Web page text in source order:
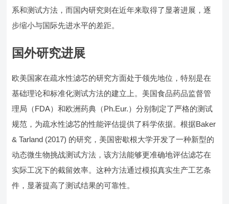
系和测试方法，而国内研究则在近年来取得了显著进展，逐
步缩小与国际先进水平的差距。
国外研究进展
欧美国家在疏水性滤芯的研究方面处于领先地位，特别是在
基础理论和标准化测试方法的建立上。美国食品药品监督管
理局（FDA）和欧洲药典（Ph.Eur.）分别制定了严格的测试
规范，为疏水性滤芯的性能评估提供了科学依据。根据Baker
& Tarland (2017) 的研究，美国密歇根大学开发了一种新型的
动态微生物挑战测试方法，该方法能够更准确地评估滤芯在
实际工况下的截留效率。这种方法通过模拟真实生产工艺条
件，显著提高了测试结果的可靠性。